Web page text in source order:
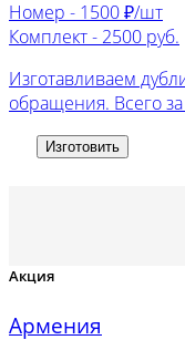
Номер - 1500 ₽/шт
Комплект - 2500 руб.
Изготавливаем
обращения. Всего
Изготовить
Акция
Армения